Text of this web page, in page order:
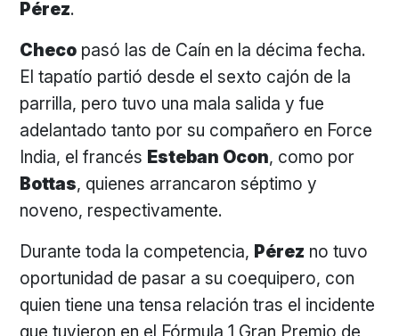
Pérez.
Checo pasó las de Caín en la décima fecha.
El tapatío partió desde el sexto cajón de la
parrilla, pero tuvo una mala salida y fue
adelantado tanto por su compañero en Force
India, el francés Esteban Ocon, como por
Bottas, quienes arrancaron séptimo y
noveno, respectivamente.
Durante toda la competencia, Pérez no tuvo
oportunidad de pasar a su coequipero, con
quien tiene una tensa relación tras el incidente
que tuvieron en el Fórmula 1 Gran Premio de